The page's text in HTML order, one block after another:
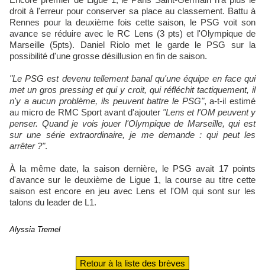
droit à l'erreur pour conserver sa place au classement. Battu à
Rennes pour la deuxième fois cette saison, le PSG voit son
avance se réduire avec le RC Lens (3 pts) et l'Olympique de
Marseille (5pts). Daniel Riolo met le garde le PSG sur la
possibilité d'une grosse désillusion en fin de saison.
"Le PSG est devenu tellement banal qu'une équipe en face qui
met un gros pressing et qui y croit, qui réfléchit tactiquement, il
n'y a aucun problème, ils peuvent battre le PSG", a-t-il estimé
au micro de RMC Sport avant d'ajouter "Lens et l'OM peuvent y
penser. Quand je vois jouer l'Olympique de Marseille, qui est
sur une série extraordinaire, je me demande : qui peut les
arrêter ?".
À la même date, la saison dernière, le PSG avait 17 points
d'avance sur le deuxième de Ligue 1, la course au titre cette
saison est encore en jeu avec Lens et l'OM qui sont sur les
talons du leader de L1.
Alyssia Tremel
Retour à la liste des brèves